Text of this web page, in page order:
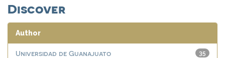
Discover
Author
35
Universidad de Guanajuato